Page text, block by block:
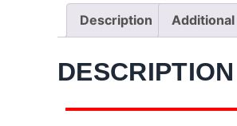
Description
DESCRIPTION